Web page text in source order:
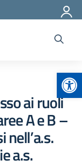
ai ruoli
A e B –
nell’a.s.
a.s.